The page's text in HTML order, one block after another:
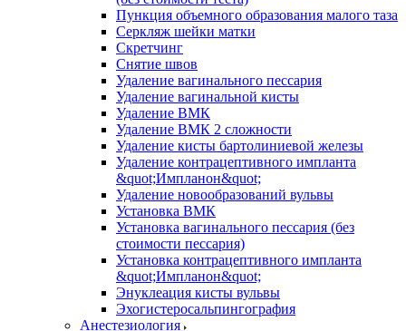
Пункция объемного образования малого таза
Серкляж шейки матки
Скретчинг
Снятие швов
Удаление вагинального пессария
Удаление вагинальной кисты
Удаление ВМК
Удаление ВМК 2 сложности
Удаление кисты бартолиниевой железы
Удаление контрацептивного импланта
&quot;Импланон&quot;
Удаление новообразований вульвы
Установка ВМК
Установка вагинального пессария (без
стоимости пессария)
Установка контрацептивного импланта
&quot;Импланон&quot;
Энуклеация кисты вульвы
Эхогистеросальпингография
Анестезиология